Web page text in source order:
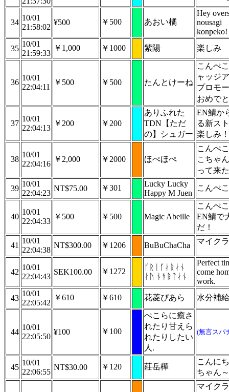
34
10/01
21:58:02
¥500 ￥500 あおい橘
Hey
nousagi
konpeko!
35
10/01
21:59:33
￥1,000 ￥1000 紫陽 楽しみ
36
10/01
22:04:11
￥500 ￥500 たんとけーね
こんぺ
ャッジ
プロモ
おめで
37
10/01
22:04:13
￥200 ￥200
ありふれた
TDN【ただ
の】シュガー
EN鯖か
る新ス
楽しみ
38
10/01
22:04:16
￥2,000 ￥2000 ほぺほぺ
こんぺ
こちゃ
って来
39
10/01
22:04:23
NT$75.00 ￥301
Lucky Lucky
Happy M Juen
こんぺ
40
10/01
22:04:33
￥500 ￥500 Magic Abeille
こんぺ
EN鯖で
だ！
41
10/01
22:04:38
NT$300.00 ￥1206 BuBuChaCha マイク
42
10/01
22:04:43
SEK100.00 ￥1272
ᚴᚱᛁᚴᛅᚱᛅᚾ
ᛅᚢ ᚾᚬᚱᛏᛅᚾ
Perfect
come
work.
43
10/01
22:05:42
￥610 ￥610 花菱ぴあら 水分補
44
10/01
22:05:50
¥100 ￥100
ぺこらに癒さ
れたり甘えら
れたりしたい
人.
(無言スパ
45
10/01
22:06:55
NT$30.00 ￥120 莊岳樺
こんに
ちゃん～
マイク